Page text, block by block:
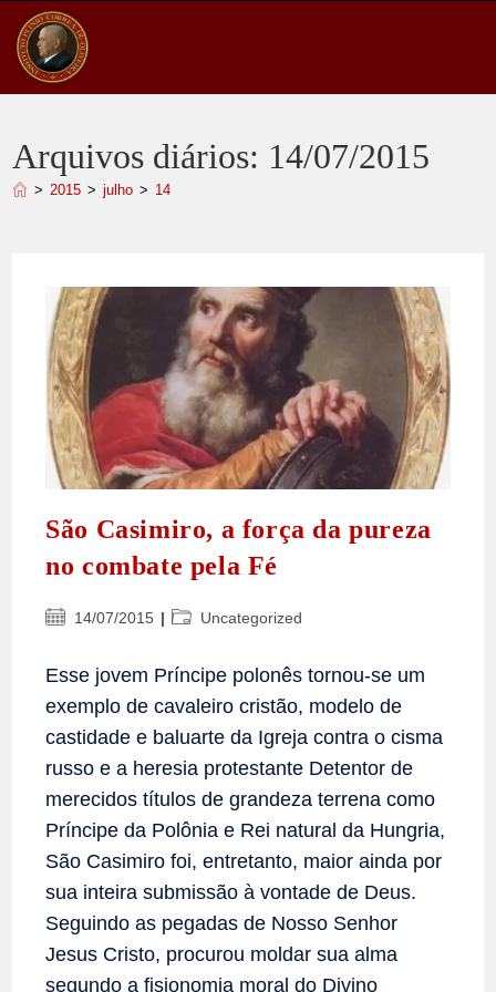
para
conteúdo
Arquivos diários: 14/07/2015
> 2015 > julho > 14
São Casimiro, a força da pureza
no combate pela Fé
Post14/07/2015
Categoria
post:
Uncategorized
Esse jovem Príncipe polonês tornou-se um
exemplo de cavaleiro cristão, modelo de
castidade e baluarte da Igreja contra o cisma
russo e a heresia protestante Detentor de
merecidos títulos de grandeza terrena como
Príncipe da Polônia e Rei natural da Hungria,
São Casimiro foi, entretanto, maior ainda por
sua inteira submissão à vontade de Deus.
Seguindo as pegadas de Nosso Senhor
Jesus Cristo, procurou moldar sua alma
segundo a fisionomia moral do Divino